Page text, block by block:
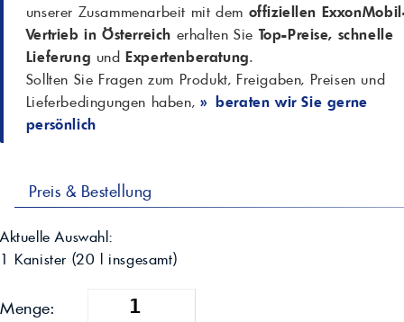
unserer Zusammenarbeit mit dem offiziellen
Vertrieb in Österreich erhalten Sie Top-Preise, schnelle
Lieferung undExpertenberatung.
Sollten Sie Fragen zum Produkt, Freigaben, Preisen und
Lieferbedingungen haben, » beraten wir Sie gerne
persönlich
Preis & Bestellung
Aktuelle Auswahl:
1 Kanister (20 l insgesamt)
Menge: